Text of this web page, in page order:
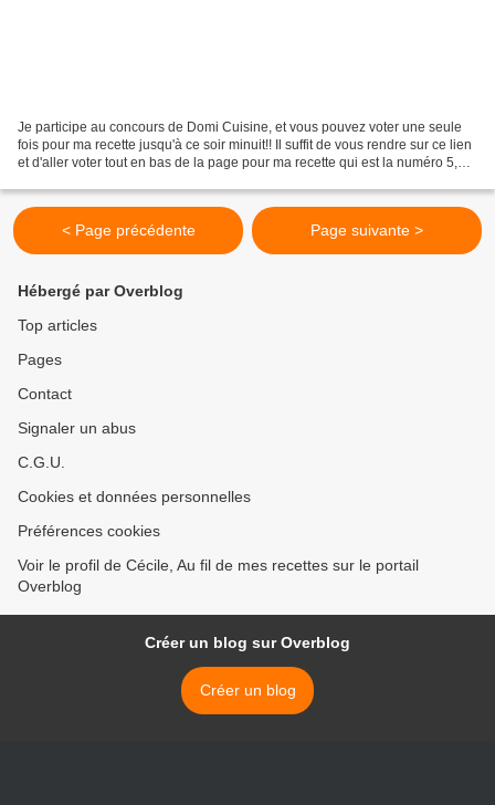
Je participe au concours de Domi Cuisine, et vous pouvez voter une seule
fois pour ma recette jusqu'à ce soir minuit!! Il suffit de vous rendre sur ce lien
et d'aller voter tout en bas de la page pour ma recette qui est la numéro 5,
< Page précédente Page suivante >
Hébergé par Overblog
Top articles
Pages
Contact
Signaler un abus
C.G.U.
Cookies et données personnelles
Préférences cookies
Voir le profil de Cécile, Au fil de mes recettes sur le portail
Overblog
Créer un blog sur Overblog
Créer un blog